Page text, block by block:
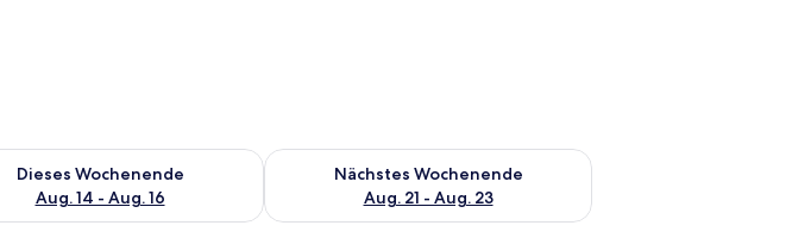
- Aug. 10.
Dieses Wochenende
Aug. 14 - Aug. 16
die Verfügbarkeit für dieses Wochenende, Aug. 14 - Aug. 16.
Nächstes Wochenende
Aug. 21 - Aug. 23
Überprüfe die Verfügbarkeit für nächstes Wochenende, Aug.